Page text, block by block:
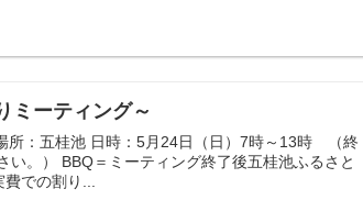
ミーティング～
所：五桂池 日時：5月24日（日）7時～13時 （終
。） BBQ＝ミーティング終了後五桂池ふるさと
費での割り...